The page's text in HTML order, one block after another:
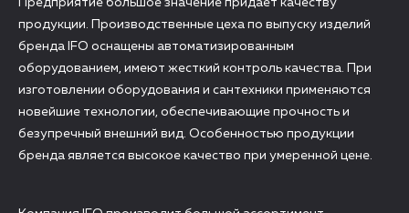
Предприятие большое значение придает качеству
продукции. Производственные цеха по выпуску изделий
бренда IFO оснащены автоматизированным
оборудованием, имеют жесткий контроль качества. При
изготовлении оборудования и сантехники применяются
новейшие технологии, обеспечивающие прочность и
безупречный внешний вид. Особенностью продукции
бренда является высокое качество при умеренной цене.